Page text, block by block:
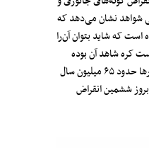
شواهد نشان می‌دهد که
است که شاید بتوان آن‌را
کره شاهد آن‌ بوده
است یعنی از بین رفتن دایناسورها حدود ۶۵ میلیون سال
ششمین انقراض